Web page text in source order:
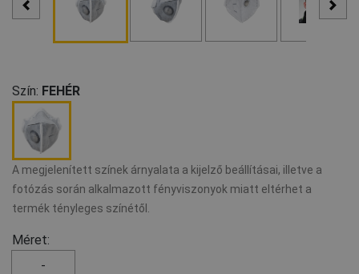
Szín: FEHÉR
A megjelenített színek árnyalata a kijelző beállításai, illetve a
fotózás során alkalmazott fényviszonyok miatt eltérhet a
termék tényleges színétől.
Méret:
-